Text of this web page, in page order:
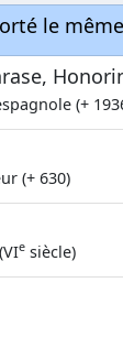
le
(+
(+ 630)
e siècle)